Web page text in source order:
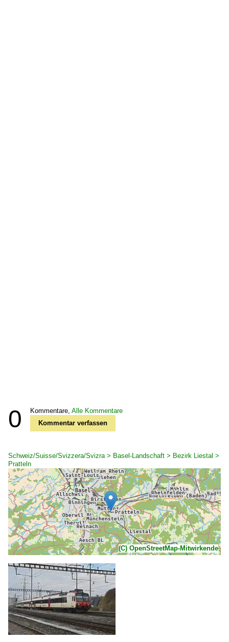
0 Kommentare, Alle Kommentare
Kommentar verfassen
Schweiz/Suisse/Svizzera/Svizra > Basel-Landschaft > Bezirk Liestal >
Pratteln
(C) OpenStreetMap-Mitwirkende